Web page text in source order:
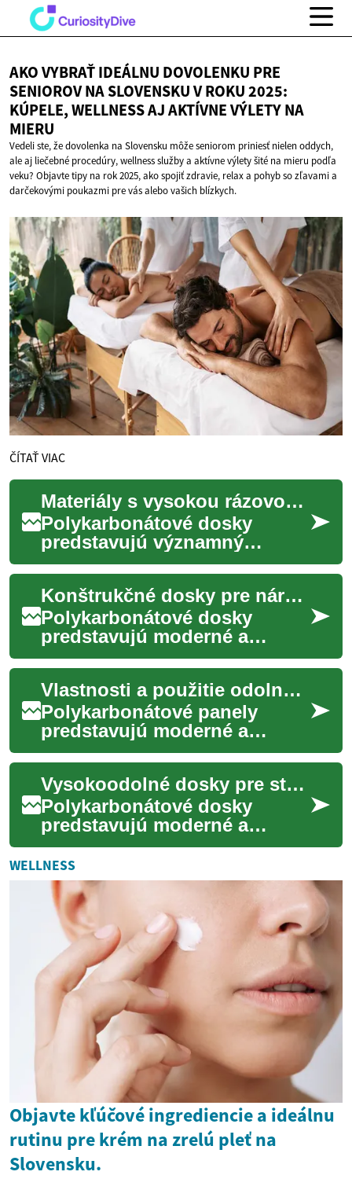
AKO VYBRAŤ IDEÁLNU DOVOLENKU PRE
SENIOROV NA SLOVENSKU V ROKU 2025:
KÚPELE, WELLNESS AJ AKTÍVNE VÝLETYNA
MIERU
Vedeli ste, že dovolenka na Slovensku môže seniorom priniesť nielen oddych,
ale aj liečebné procedúry, wellness služby a aktívne výlety šité na mieru podľa
veku? Objavte tipy na rok 2025, ako spojiť zdravie, relax a pohyb so zľavami a
darčekovými poukazmi pre vás alebo vašich blízkych.
ČÍTAŤ VIAC
Materiály s vysokou rázovou húževnatosťou
Polykarbonátové dosky
predstavujú významný
pokrok v materiálovom
inžinierstve, známe pre svoju
výnimočnú rázovú húžev... Konštrukčné dosky pre náročné podmienky
Polykarbonátové dosky
predstavujú moderné a
všestranné riešenie pre
širokú škálu aplikácií v
stavebníctve, priemysle ... Vlastnosti a použitie odolných panelov
Polykarbonátové panely
predstavujú moderné a
mimoriadne všestranné
riešenie pre širokú škálu
stavebných a dizajnových...Vysokoodolné dosky pre stavebné projekty
Polykarbonátové dosky
predstavujú moderné a
všestranné riešenie v
stavebníctve a architektúre.
Vďaka svojim jedinečný...
WELLNESS
Objavte kľúčové ingrediencie a ideálnu
rutinu pre krém na zrelú pleť na
Slovensku.